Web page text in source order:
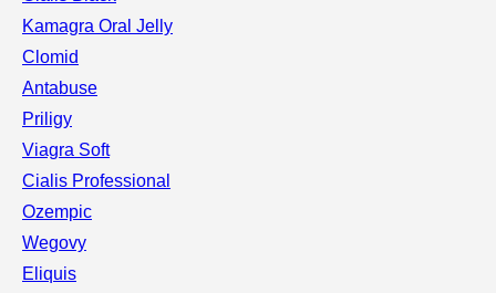
Kamagra Oral Jelly
Clomid
Antabuse
Priligy
Viagra Soft
Cialis Professional
Ozempic
Wegovy
Eliquis